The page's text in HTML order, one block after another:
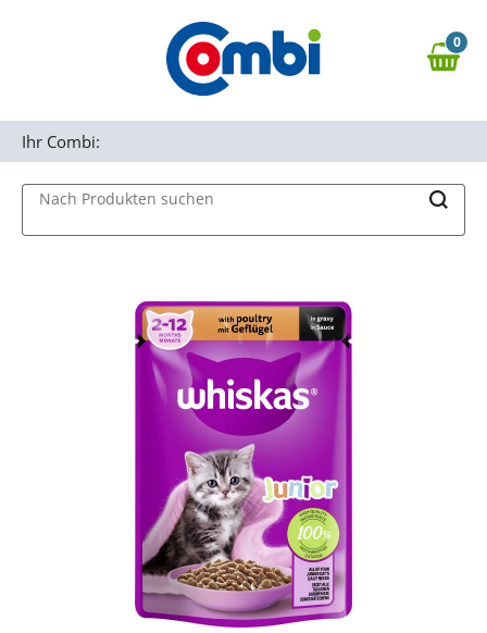
Zur Navigation springen
0,00 €
0
Nach Produkten suchen
Ihr Combi: